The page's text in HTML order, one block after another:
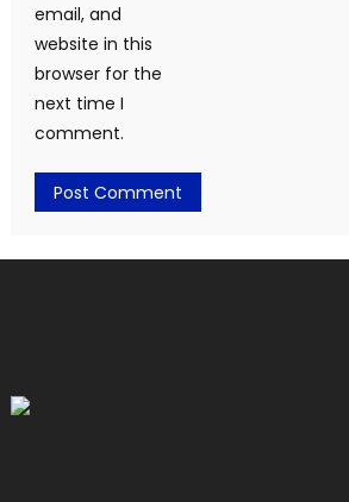
email, and
website in this
browser for the
next time I
comment.